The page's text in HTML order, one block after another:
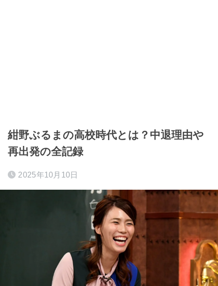
紺野ぶるまの高校時代とは？中退理由や
再出発の全記録
2025年10月10日